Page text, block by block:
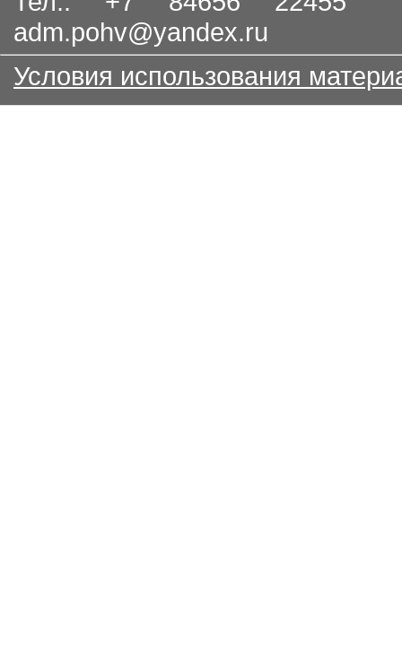
adm.pohv@yandex.ru
Условия использования